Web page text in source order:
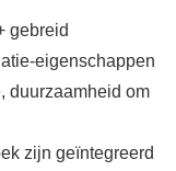
gebreid
eigenschappen
duurzaamheid om
zijn geïntegreerd